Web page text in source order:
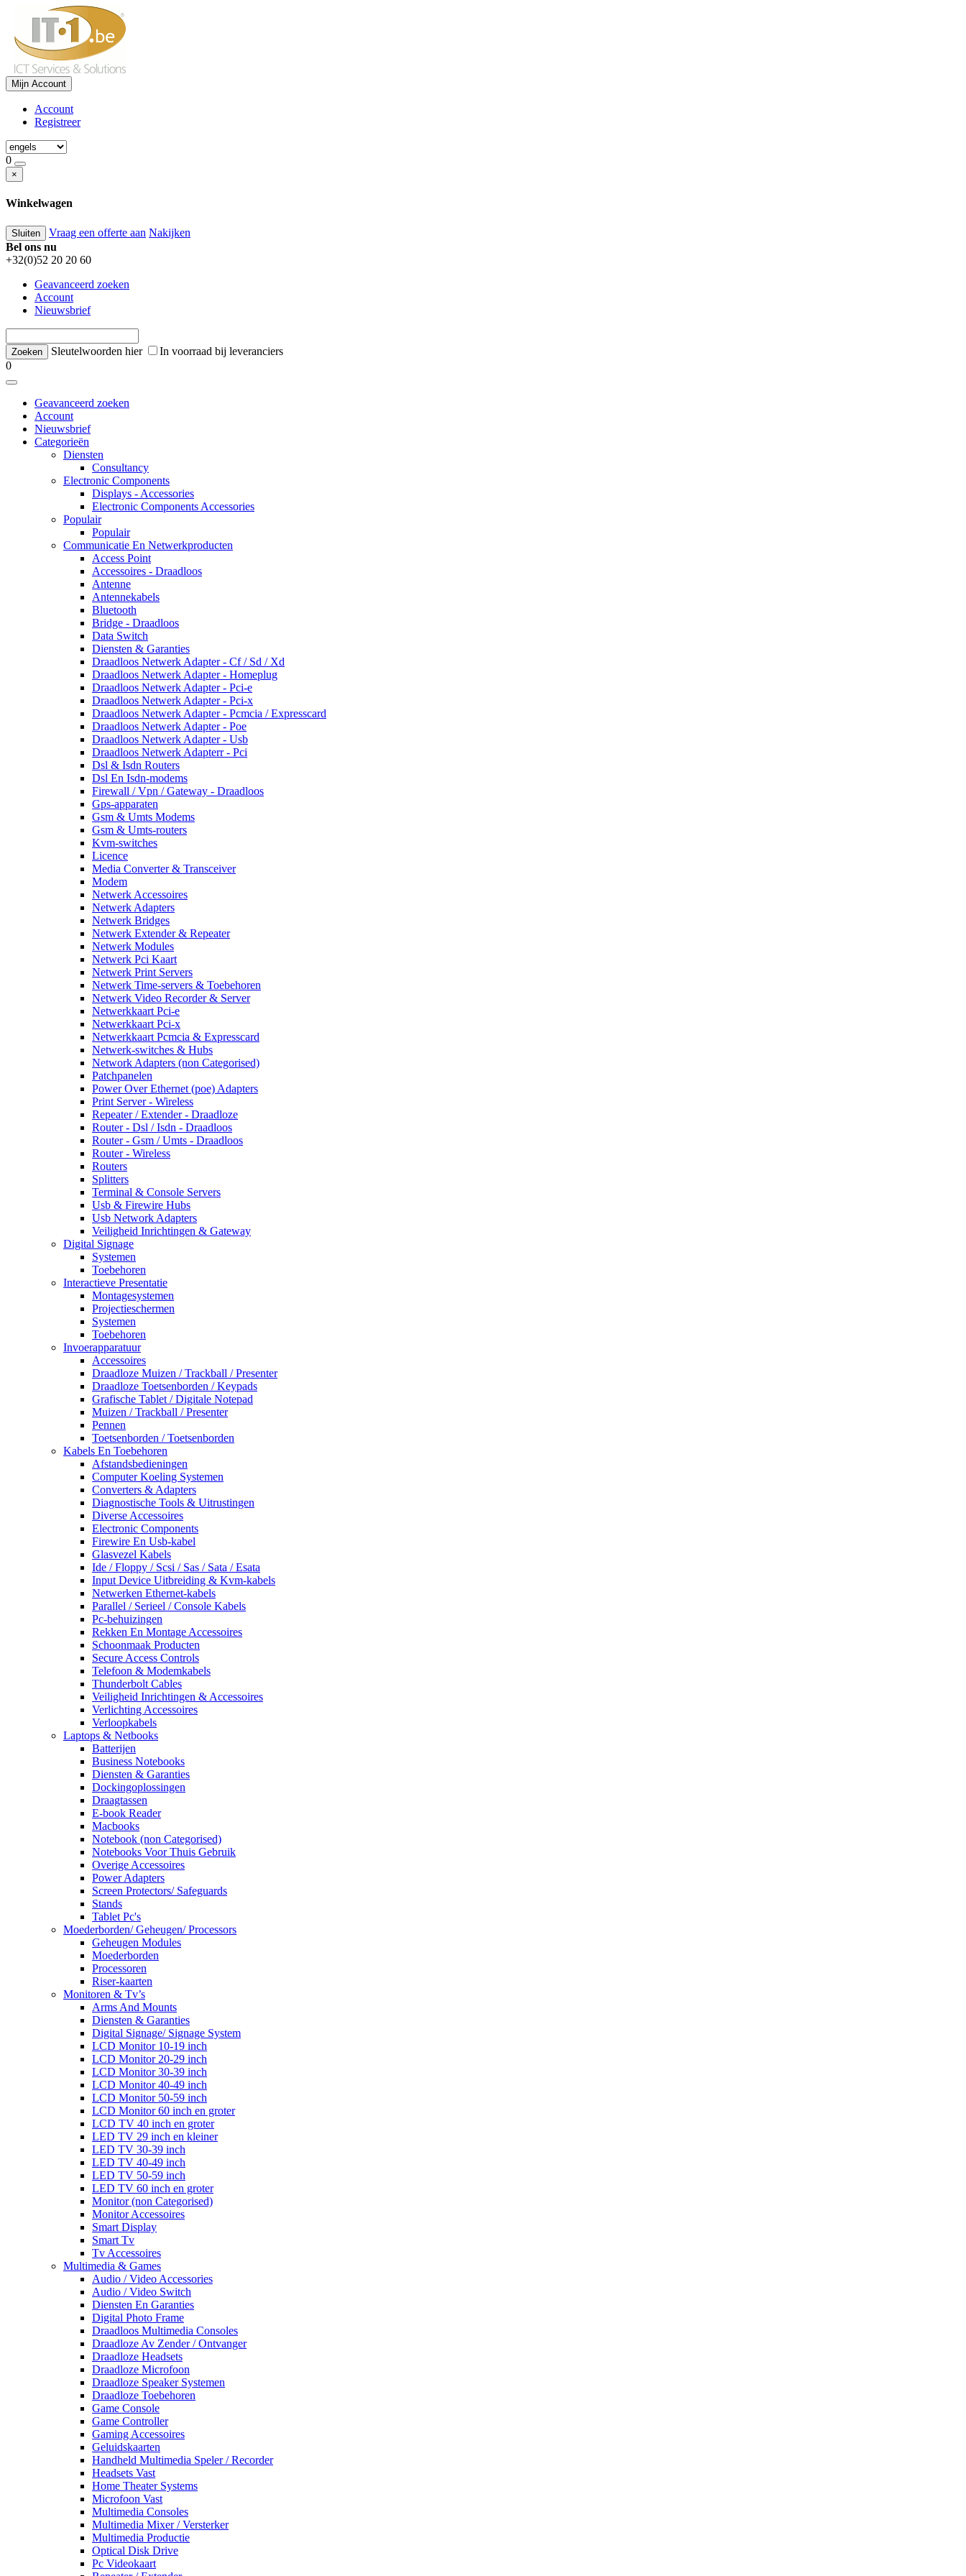
Mijn Account
Account
Registreer
0
×
Winkelwagen
Sluiten Vraag een offerte aan Nakijken
Bel ons nu
+32(0)52 20 20 60
Geavanceerd zoeken
Account
Nieuwsbrief
Sleutelwoorden hier
In voorraad bij leveranciers
0
Geavanceerd zoeken
Account
Nieuwsbrief
Categorieën
Diensten
Consultancy
Electronic Components
Displays - Accessories
Electronic Components Accessories
Populair
Populair
Communicatie En Netwerkproducten
Access Point
Accessoires - Draadloos
Antenne
Antennekabels
Bluetooth
Bridge - Draadloos
Data Switch
Diensten & Garanties
Draadloos Netwerk Adapter - Cf / Sd / Xd
Draadloos Netwerk Adapter - Homeplug
Draadloos Netwerk Adapter - Pci-e
Draadloos Netwerk Adapter - Pci-x
Draadloos Netwerk Adapter - Pcmcia / Expresscard
Draadloos Netwerk Adapter - Poe
Draadloos Netwerk Adapter - Usb
Draadloos Netwerk Adapterr - Pci
Dsl & Isdn Routers
Dsl En Isdn-modems
Firewall / Vpn / Gateway - Draadloos
Gps-apparaten
Gsm & Umts Modems
Gsm & Umts-routers
Kvm-switches
Licence
Media Converter & Transceiver
Modem
Netwerk Accessoires
Netwerk Adapters
Netwerk Bridges
Netwerk Extender & Repeater
Netwerk Modules
Netwerk Pci Kaart
Netwerk Print Servers
Netwerk Time-servers & Toebehoren
Netwerk Video Recorder & Server
Netwerkkaart Pci-e
Netwerkkaart Pci-x
Netwerkkaart Pcmcia & Expresscard
Netwerk-switches & Hubs
Network Adapters (non Categorised)
Patchpanelen
Power Over Ethernet (poe) Adapters
Print Server - Wireless
Repeater / Extender - Draadloze
Router - Dsl / Isdn - Draadloos
Router - Gsm / Umts - Draadloos
Router - Wireless
Routers
Splitters
Terminal & Console Servers
Usb & Firewire Hubs
Usb Network Adapters
Veiligheid Inrichtingen & Gateway
Digital Signage
Systemen
Toebehoren
Interactieve Presentatie
Montagesystemen
Projectieschermen
Systemen
Toebehoren
Invoerapparatuur
Accessoires
Draadloze Muizen / Trackball / Presenter
Draadloze Toetsenborden / Keypads
Grafische Tablet / Digitale Notepad
Muizen / Trackball / Presenter
Pennen
Toetsenborden / Toetsenborden
Kabels En Toebehoren
Afstandsbedieningen
Computer Koeling Systemen
Converters & Adapters
Diagnostische Tools & Uitrustingen
Diverse Accessoires
Electronic Components
Firewire En Usb-kabel
Glasvezel Kabels
Ide / Floppy / Scsi / Sas / Sata / Esata
Input Device Uitbreiding & Kvm-kabels
Netwerken Ethernet-kabels
Parallel / Serieel / Console Kabels
Pc-behuizingen
Rekken En Montage Accessoires
Schoonmaak Producten
Secure Access Controls
Telefoon & Modemkabels
Thunderbolt Cables
Veiligheid Inrichtingen & Accessoires
Verlichting Accessoires
Verloopkabels
Laptops & Netbooks
Batterijen
Business Notebooks
Diensten & Garanties
Dockingoplossingen
Draagtassen
E-book Reader
Macbooks
Notebook (non Categorised)
Notebooks Voor Thuis Gebruik
Overige Accessoires
Power Adapters
Screen Protectors/ Safeguards
Stands
Tablet Pc's
Moederborden/ Geheugen/ Processors
Geheugen Modules
Moederborden
Processoren
Riser-kaarten
Monitoren & Tv’s
Arms And Mounts
Diensten & Garanties
Digital Signage/ Signage System
LCD Monitor 10-19 inch
LCD Monitor 20-29 inch
LCD Monitor 30-39 inch
LCD Monitor 40-49 inch
LCD Monitor 50-59 inch
LCD Monitor 60 inch en groter
LCD TV 40 inch en groter
LED TV 29 inch en kleiner
LED TV 30-39 inch
LED TV 40-49 inch
LED TV 50-59 inch
LED TV 60 inch en groter
Monitor (non Categorised)
Monitor Accessoires
Smart Display
Smart Tv
Tv Accessoires
Multimedia & Games
Audio / Video Accessories
Audio / Video Switch
Diensten En Garanties
Digital Photo Frame
Draadloos Multimedia Consoles
Draadloze Av Zender / Ontvanger
Draadloze Headsets
Draadloze Microfoon
Draadloze Speaker Systemen
Draadloze Toebehoren
Game Console
Game Controller
Gaming Accessoires
Geluidskaarten
Handheld Multimedia Speler / Recorder
Headsets Vast
Home Theater Systems
Microfoon Vast
Multimedia Consoles
Multimedia Mixer / Versterker
Multimedia Productie
Optical Disk Drive
Pc Videokaart